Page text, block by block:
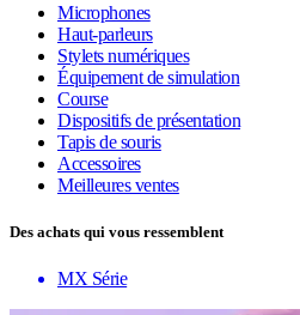
Microphones
Haut-parleurs
Stylets numériques
Équipement de simulation
Course
Dispositifs de présentation
Tapis de souris
Accessoires
Meilleures ventes
Des achats qui vous ressemblent
MX Série